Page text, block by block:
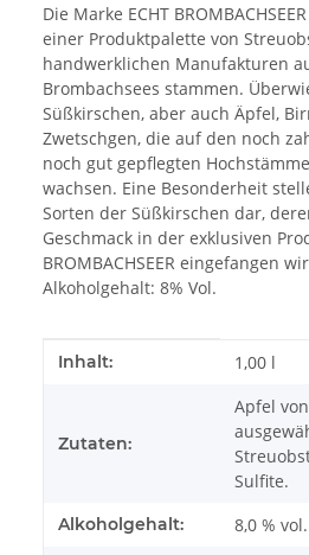
Die Marke ECHT
einer Produktpalette von
handwerklichen Manufakturen
Brombachsees stammen.
Süßkirschen, aber auch Äpfel,
Zwetschgen, die auf den noch
noch gut gepflegten
wachsen. Eine Besonderheit
Sorten der Süßkirschen dar,
Geschmack in der exklusiven
BROMBACHSEER eingefangen
Alkoholgehalt: 8% Vol.
Produkteigenschaft
Wert
Inhalt: 1,00 l
Zutaten:
Apfel
Sulfite.
Alkoholgehalt: 8,0 % vol.